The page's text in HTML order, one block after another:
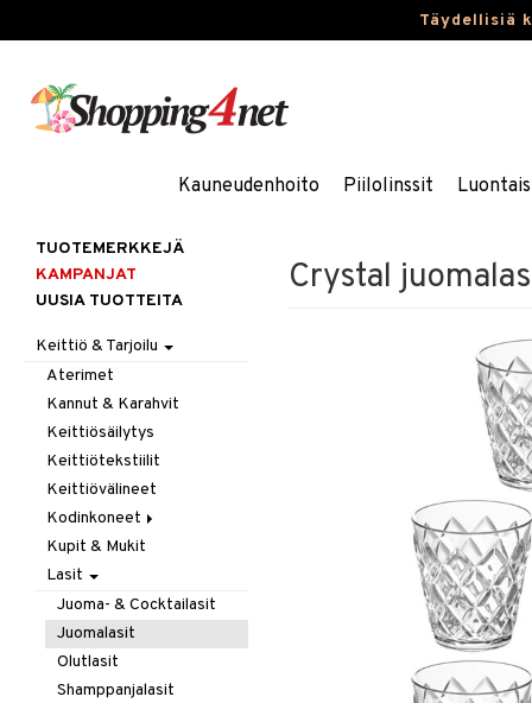
Täydellisiä
Kauneudenhoito Piilolinssit
Crystal
TUOTEMERKKEJÄ
KAMPANJAT
UUSIA TUOTTEITA
Keittiö & Tarjoilu
Aterimet
Kannut & Karahvit
Keittiösäilytys
Keittiötekstiilit
Keittiövälineet
Kodinkoneet
Kahvi, Tee & Espresso
Leivänpaahtimet
Mixerit &
Sähkövatkaimet
Muut koneet
Vedenkeittimet
Kupit & Mukit
Lasit
Juoma- & Cocktailasit
Juomalasit
Olutlasit
Shamppanjalasit